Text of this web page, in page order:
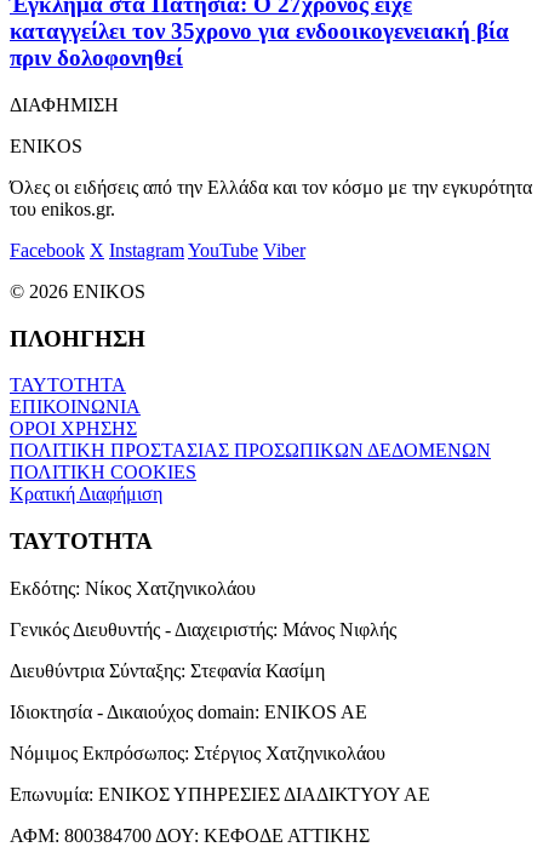
καταγγείλει τον 35χρονο για ενδοοικογενειακή βία
πριν δολοφονηθεί
ΔΙΑΦΗΜΙΣΗ
ENIKOS
Όλες οι ειδήσεις από την Ελλάδα και τον κόσμο με την εγκυρότητα
του enikos.gr.
Facebook X InstagramYouTube Viber
© 2026 ENIKOS
ΠΛΟΗΓΗΣΗ
ΤΑΥΤΟΤΗΤΑ
ΕΠΙΚΟΙΝΩΝΙΑ
ΟΡΟΙ ΧΡΗΣΗΣ
ΠΟΛΙΤΙΚΗ ΠΡΟΣΤΑΣΙΑΣ ΠΡΟΣΩΠΙΚΩΝ ΔΕΔΟΜΕΝΩΝ
ΠΟΛΙΤΙΚΗ COOKIES
Κρατική Διαφήμιση
ΤΑΥΤΟΤΗΤΑ
Εκδότης: Νίκος Χατζηνικολάου
Γενικός Διευθυντής - Διαχειριστής: Μάνος Νιφλής
Διευθύντρια Σύνταξης: Στεφανία Κασίμη
Ιδιοκτησία - Δικαιούχος domain: ENIKOS AE
Νόμιμος Εκπρόσωπος: Στέργιος Χατζηνικολάου
Επωνυμία: ΕΝΙΚΟΣ ΥΠΗΡΕΣΙΕΣ ΔΙΑΔΙΚΤΥΟΥ ΑΕ
ΑΦΜ: 800384700 ΔΟΥ: ΚΕΦΟΔΕ ΑΤΤΙΚΗΣ